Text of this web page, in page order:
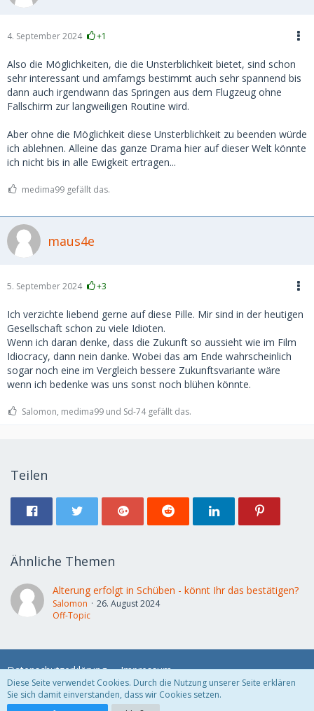
4. September 2024 +1
Also die Möglichkeiten, die die Unsterblichkeit bietet, sind schon
sehr interessant und amfamgs bestimmt auch sehr spannend bis
dann auch irgendwann das Springen aus dem Flugzeug ohne
Fallschirm zur langweiligen Routine wird.
Aber ohne die Möglichkeit diese Unsterblichkeit zu beenden würde
ich ablehnen. Alleine das ganze Drama hier auf dieser Welt könnte
ich nicht bis in alle Ewigkeit ertragen...
medima99 gefällt das.
maus4e
5. September 2024 +3
Ich verzichte liebend gerne auf diese Pille. Mir sind in der heutigen
Gesellschaft schon zu viele Idioten.
Wenn ich daran denke, dass die Zukunft so aussieht wie im Film
Idiocracy, dann nein danke. Wobei das am Ende wahrscheinlich
sogar noch eine im Vergleich bessere Zukunftsvariante wäre
wenn ich bedenke was uns sonst noch blühen könnte.
Salomon, medima99 und Sd-74 gefällt das.
Teilen
Ähnliche Themen
Alterung erfolgt in Schüben - könnt Ihr das bestätigen?
Salomon
26. August 2024
Off-Topic
Datenschutzerklärung Impressum
Diese Seite verwendet Cookies. Durch die Nutzung unserer Seite erklären
Sie sich damit einverstanden, dass wir Cookies setzen.